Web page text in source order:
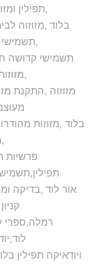
,תפילין
בלוד ,מזוזוה
,תשמישי
מזוזוה ,התקנת
בלוד ,מזוזות
אור לוד ,בדיקה
רמלה,ספרי
ויודאיקה תפילין